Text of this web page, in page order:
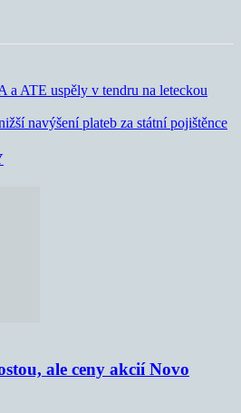
a ATE uspěly v tendru na leteckou
navýšení plateb za státní pojištěnce
ale ceny akcií Novo